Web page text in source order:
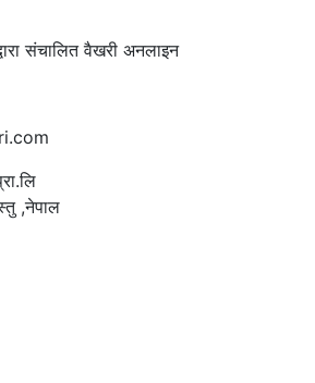
संचालित वैखरी अनलाइन
,नेपाल